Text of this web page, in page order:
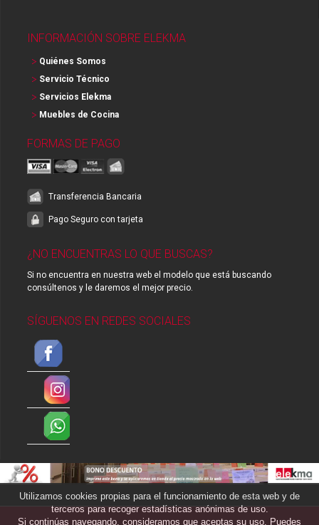
INFORMACIÓN SOBRE ELEKMA
Quiénes Somos
Servicio Técnico
Servicios Elekma
Muebles de Cocina
FORMAS DE PAGO
Transferencia Bancaria
Pago Seguro con tarjeta
¿NO ENCUENTRAS LO QUE BUSCAS?
Si no encuentra en nuestra web el modelo que está buscando
consúltenos y le daremos el mejor precio.
SÍGUENOS EN REDES SOCIALES
Utilizamos cookies propias para el funcionamiento de esta web y de
terceros para recoger estadísticas anónimas de uso.
Si continúas navegando, consideramos que aceptas su uso. Puedes